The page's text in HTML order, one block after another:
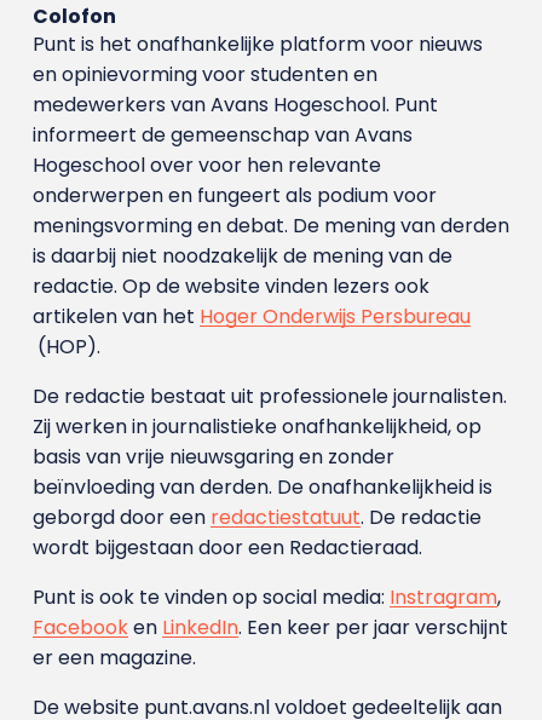
Colofon
Punt is het onafhankelijke platform voor nieuws
en opinievorming voor studenten en
medewerkers van Avans Hoge­school. Punt
informeert de gemeenschap van Avans
Hogeschool over voor hen relevante
onderwerpen en fungeert als podium voor
meningsvorming en debat. De mening van derden
is daarbij niet noodzakelijk de mening van de
redactie. Op de website vinden lezers ook
artikelen van het Hoger Onderwijs Persbureau
(HOP).
De redactie bestaat uit professionele journalisten.
Zij werken in journalistieke onafhankelijkheid, op
basis van vrije nieuwsgaring en zonder
beïnvloeding van derden. De onafhankelijkheid is
geborgd door een redactiestatuut. De redactie
wordt bijgestaan door een Redactieraad.
Punt is ook te vinden op social media: Instragram,
Facebooken LinkedIn. Een keer per jaar verschijnt
er een magazine.
De website punt.avans.nl voldoet gedeeltelijk aan